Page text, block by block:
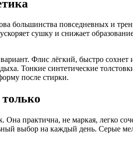
большинства повседневных и
сушку и снижает
Флис лёгкий, быстро
Тонкие синтетические
после стирки.
Она практична, не маркая, легко
выбор на каждый день. Серые